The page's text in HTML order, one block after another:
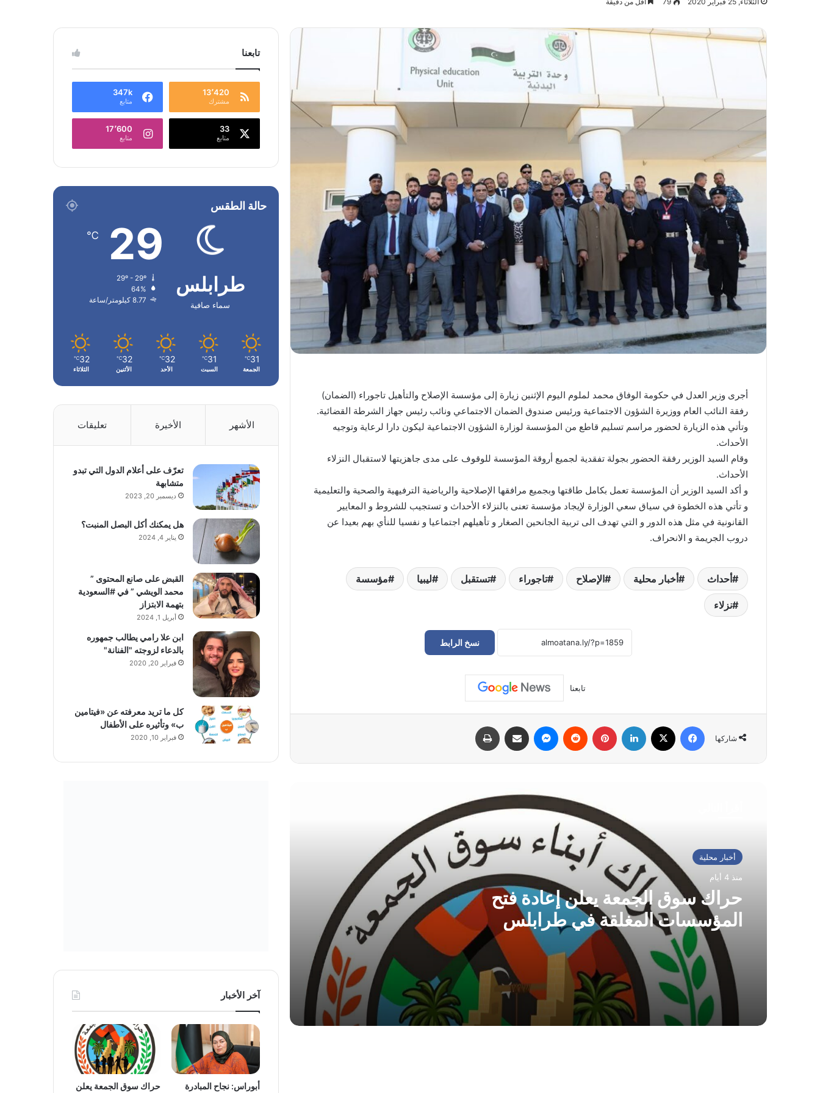
أجرى وزير العدل في حكومة الوفاق محمد لملوم اليوم الإثنين زيارة إلى مؤسسة الإصلاح والتأهيل تاجوراء (الضمان)
رفقة النائب العام ووزيرة الشؤون الاجتماعية ورئيس صندوق الضمان الاجتماعي ونائب رئيس جهاز الشرطة القضائية.
وتأتي هذه الزيارة لحضور مراسم تسليم قاطع من المؤسسة لوزارة الشؤون الاجتماعية ليكون دارا لرعاية وتوجيه
الأحداث.
وقام السيد الوزير رفقة الحضور بجولة تفقدية لجميع أروقة المؤسسة للوقوف على مدى جاهزيتها لاستقبال النزلاء
الأحداث.
و أكد السيد الوزير أن المؤسسة تعمل بكامل طاقتها وبجميع مرافقها الإصلاحية والرياضية الترفيهية والصحية والتعليمية
و تأتي هذه الخطوة في سياق سعي الوزارة لإيجاد مؤسسة تعنى بالنزلاء الأحداث و تستجيب للشروط و المعايير
القانونية في مثل هذه الدور و التي تهدف الى تربية الجانحين الصغار و تأهيلهم اجتماعيا و نفسيا للنأي بهم بعيدا عن
دروب الجريمة و الانحراف.
أحداث أخبار محلية الإصلاح تاجوراء تستقبل ليبيا مؤسسة
نزلاء
نسخ الرابط
تابعنا
شاركها
فيسبوك لينكدإن بينتيريست ماسنجر مشاركة عبر البريد
أخبار محلية
منذ 4 أيام
حراك سوق الجمعة يعلن إعادة فتح
المؤسسات المغلقة في طرابلس
حراك سوق الجمعة يعلن إعادة فتح
والمستشفيات بالديزل و«البريقة» تبدأ التنفيذ
في حملة ميدانية واسعة
مركز الأرصاد الجوية يحذر من ذروة موجة
حارة و رطوبة عالية بمنتصف الأسبوع
الطرابلسي يطالب الدبيبة بـ”فرض السيطرة
بالقوة” ويكشف ثغرات أمنية في ملف
تهريب الوقود
الأرصاد الجوية تتوقع أجواءً صيفية معتدلة
وتحذر من السباحة في الشواطئ
صرمان: احباط محاولة تفجير سيارة مفخخة
تابعنا
13٬420
مشترك
347k
متابع
33
متابع
17٬600
متابع
حالة الطقس
طرابلس
سماء صافية
29
℃
64%
8.77 كيلومتر/ساعة
31
℃
الجمعة
31
℃
السبت
32
℃
الأحد
32
℃
الأثنين
32
℃
الثلاثاء
الأشهر الأخيرة تعليقات
تعرّف على أعلام الدول التي تبدو
متشابهة
ديسمبر 20, 2023
هل يمكنك أكل البصل المنبت؟
يناير 4, 2024
القبض على صانع المحتوى ”
محمد الويشي ” في #السعودية
بتهمة الابتزاز
أبريل 1, 2024
ابن علا رامي يطالب جمهوره
بالدعاء لزوجته "الفنانة"
فبراير 20, 2020
كل ما تريد معرفته عن «فيتامين
ب» وتأثيره على الأطفال
فبراير 10, 2020
آخر الأخبار
أبوراس: نجاح المبادرة
حراك سوق الجمعة يعلن